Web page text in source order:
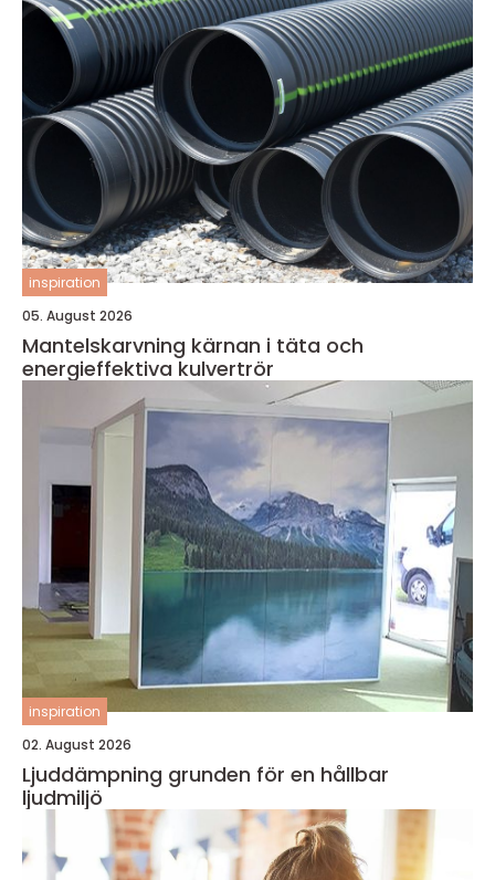
inspiration
05. August 2026
Mantelskarvning kärnan i täta och
energieffektiva kulvertrör
inspiration
02. August 2026
Ljuddämpning grunden för en hållbar
ljudmiljö